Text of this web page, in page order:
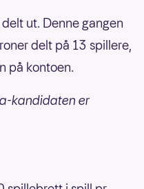
ut. Denne gangen
delt på 13 spillere,
på kontoen.
kandidaten er